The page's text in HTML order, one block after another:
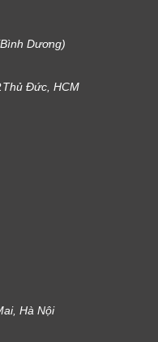
Dương)
Đức, HCM
Hà Nội